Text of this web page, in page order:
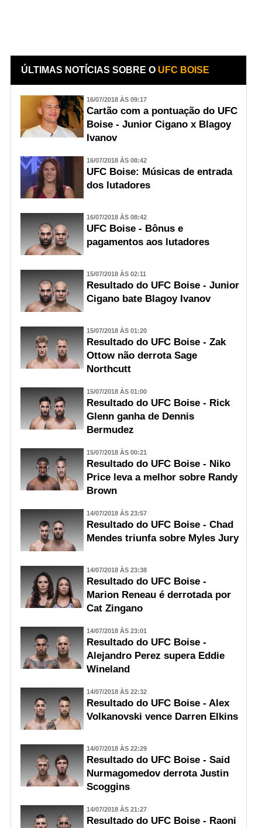
ÚLTIMAS NOTÍCIAS SOBRE O UFC BOISE
16/07/2018 ÀS 09:17
Cartão com a pontuação do UFC
Boise - Junior Cigano x Blagoy
Ivanov
16/07/2018 ÀS 08:42
UFC Boise: Músicas de entrada
dos lutadores
16/07/2018 ÀS 08:42
UFC Boise - Bônus e
pagamentos aos lutadores
15/07/2018 ÀS 02:11
Resultado do UFC Boise - Junior
Cigano bate Blagoy Ivanov
15/07/2018 ÀS 01:20
Resultado do UFC Boise - Zak
Ottow não derrota Sage
Northcutt
15/07/2018 ÀS 01:00
Resultado do UFC Boise - Rick
Glenn ganha de Dennis
Bermudez
15/07/2018 ÀS 00:21
Resultado do UFC Boise - Niko
Price leva a melhor sobre Randy
Brown
14/07/2018 ÀS 23:57
Resultado do UFC Boise - Chad
Mendes triunfa sobre Myles Jury
14/07/2018 ÀS 23:38
Resultado do UFC Boise -
Marion Reneau é derrotada por
Cat Zingano
14/07/2018 ÀS 23:01
Resultado do UFC Boise -
Alejandro Perez supera Eddie
Wineland
14/07/2018 ÀS 22:32
Resultado do UFC Boise - Alex
Volkanovski vence Darren Elkins
14/07/2018 ÀS 22:29
Resultado do UFC Boise - Said
Nurmagomedov derrota Justin
Scoggins
14/07/2018 ÀS 21:27
Resultado do UFC Boise - Raoni